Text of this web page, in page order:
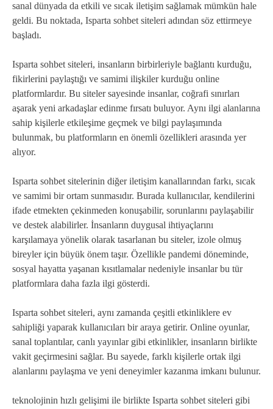
sanal dünyada da etkili ve sıcak iletişim sağlamak mümkün hale
geldi. Bu noktada, Isparta sohbet siteleri adından söz ettirmeye
başladı.
Isparta sohbet siteleri, insanların birbirleriyle bağlantı kurduğu,
fikirlerini paylaştığı ve samimi ilişkiler kurduğu online
platformlardır. Bu siteler sayesinde insanlar, coğrafi sınırları
aşarak yeni arkadaşlar edinme fırsatı buluyor. Aynı ilgi alanlarına
sahip kişilerle etkileşime geçmek ve bilgi paylaşımında
bulunmak, bu platformların en önemli özellikleri arasında yer
alıyor.
Isparta sohbet sitelerinin diğer iletişim kanallarından farkı, sıcak
ve samimi bir ortam sunmasıdır. Burada kullanıcılar, kendilerini
ifade etmekten çekinmeden konuşabilir, sorunlarını paylaşabilir
ve destek alabilirler. İnsanların duygusal ihtiyaçlarını
karşılamaya yönelik olarak tasarlanan bu siteler, izole olmuş
bireyler için büyük önem taşır. Özellikle pandemi döneminde,
sosyal hayatta yaşanan kısıtlamalar nedeniyle insanlar bu tür
platformlara daha fazla ilgi gösterdi.
Isparta sohbet siteleri, aynı zamanda çeşitli etkinliklere ev
sahipliği yaparak kullanıcıları bir araya getirir. Online oyunlar,
sanal toplantılar, canlı yayınlar gibi etkinlikler, insanların birlikte
vakit geçirmesini sağlar. Bu sayede, farklı kişilerle ortak ilgi
alanlarını paylaşma ve yeni deneyimler kazanma imkanı bulunur.
teknolojinin hızlı gelişimi ile birlikte Isparta sohbet siteleri gibi